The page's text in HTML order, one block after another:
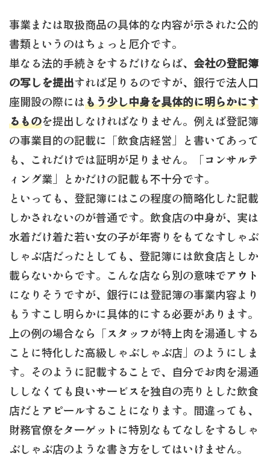
事業または取扱商品の具体的な内容が示された公的
書類というのはちょっと厄介です。
単なる法的手続きをするだけならば、 会社の登記簿
の写しを提出すれば足りるのですが、銀行で法人口
座開設の際にはもう少し中身を具体的に明らかにす
るものを提出しなければなりません。例えば登記簿
の事業目的の記載に「飲食店経営」と書いてあって
も、これだけでは証明が足りません。「コンサルテ
ィング業」とかだけの記載も不十分です。
といっても、登記簿にはこの程度の簡略化した記載
しかされないのが普通です。飲食店の中身が、実は
水着だけ着た若い女の子が年寄りをもてなすしゃぶ
しゃぶ店だったとしても、登記簿には飲食店としか
載らないからです。こんな店なら別の意味でアウト
になりそうですが、銀行には登記簿の事業内容より
もうすこし明らかに具体的にする必要があります。
上の例の場合なら「スタッフが特上肉を湯通しする
ことに特化した高級しゃぶしゃぶ店」のようにしま
す。そのように記載することで、自分でお肉を湯通
ししなくても良いサービスを独自の売りとした飲食
店だとアピールすることになります。間違っても、
財務官僚をターゲットに特別なもてなしをするしゃ
ぶしゃぶ店のような書き方をしてはいけません。